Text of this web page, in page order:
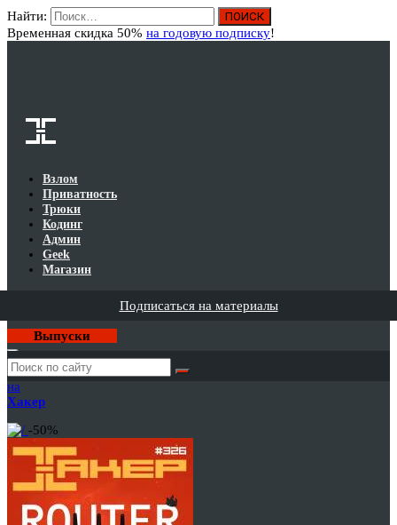
Найти:
Временная скидка 50% на годовую подписку!
Взлом
Приватность
Трюки
Кодинг
Админ
Geek
Магазин
Подписаться на материалы
Выпуски
Годовая
подписка
на
Хакер
-50%